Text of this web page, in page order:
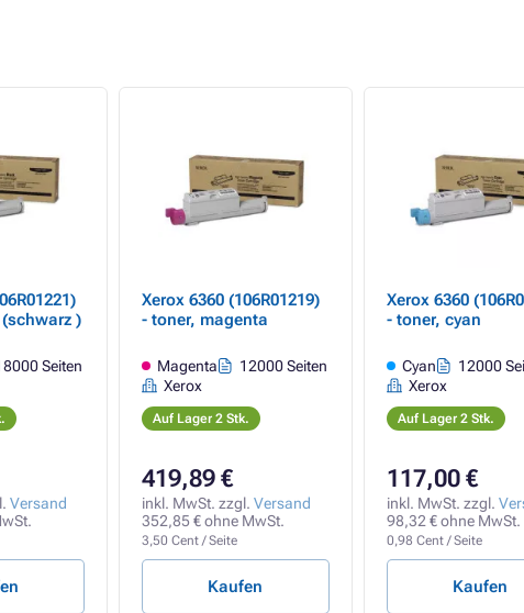
)
Seiten
Versand
Xerox 6360 (106R01219)
- toner, magenta
Magenta
12000 Seiten
Xerox
Auf Lager 2 Stk.
419,89 €
inkl. MwSt. zzgl. Versand
352,85 € ohne MwSt.
3,50 Cent / Seite
Kaufen
Xerox 6360
- toner, cyan
Cyan
12000
Xerox
Auf Lager 2 Stk.
117,00 €
inkl. MwSt. zzgl.
98,32 € ohne MwSt.
0,98 Cent / Seite
Kaufen